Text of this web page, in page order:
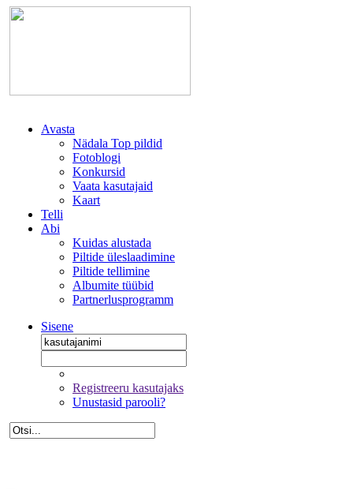
Avasta
Nädala Top pildid
Fotoblogi
Konkursid
Vaata kasutajaid
Kaart
Telli
Abi
Kuidas alustada
Piltide üleslaadimine
Piltide tellimine
Albumite tüübid
Partnerlusprogramm
Sisene
Registreeru kasutajaks
Unustasid parooli?